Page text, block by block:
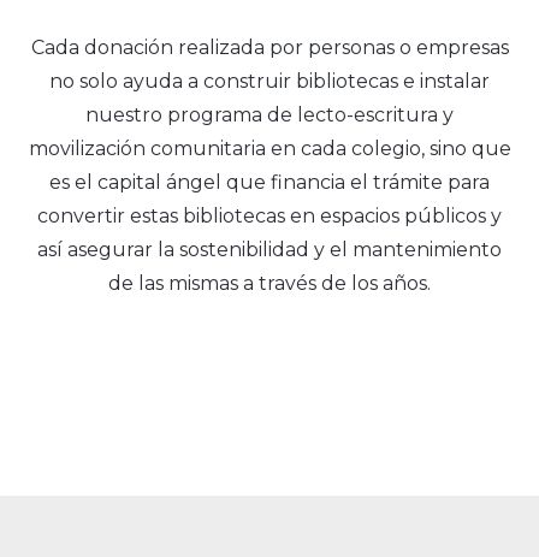
Cada donación realizada por personas o empresas
no solo ayuda a construir bibliotecas e instalar
nuestro programa de lecto-escritura y
movilización comunitaria en cada colegio, sino que
es el capital ángel que financia el trámite para
convertir estas bibliotecas en espacios públicos y
así asegurar la sostenibilidad y el mantenimiento
de las mismas a través de los años.